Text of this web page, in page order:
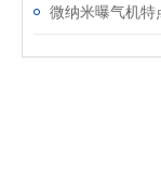
微纳米曝气机特